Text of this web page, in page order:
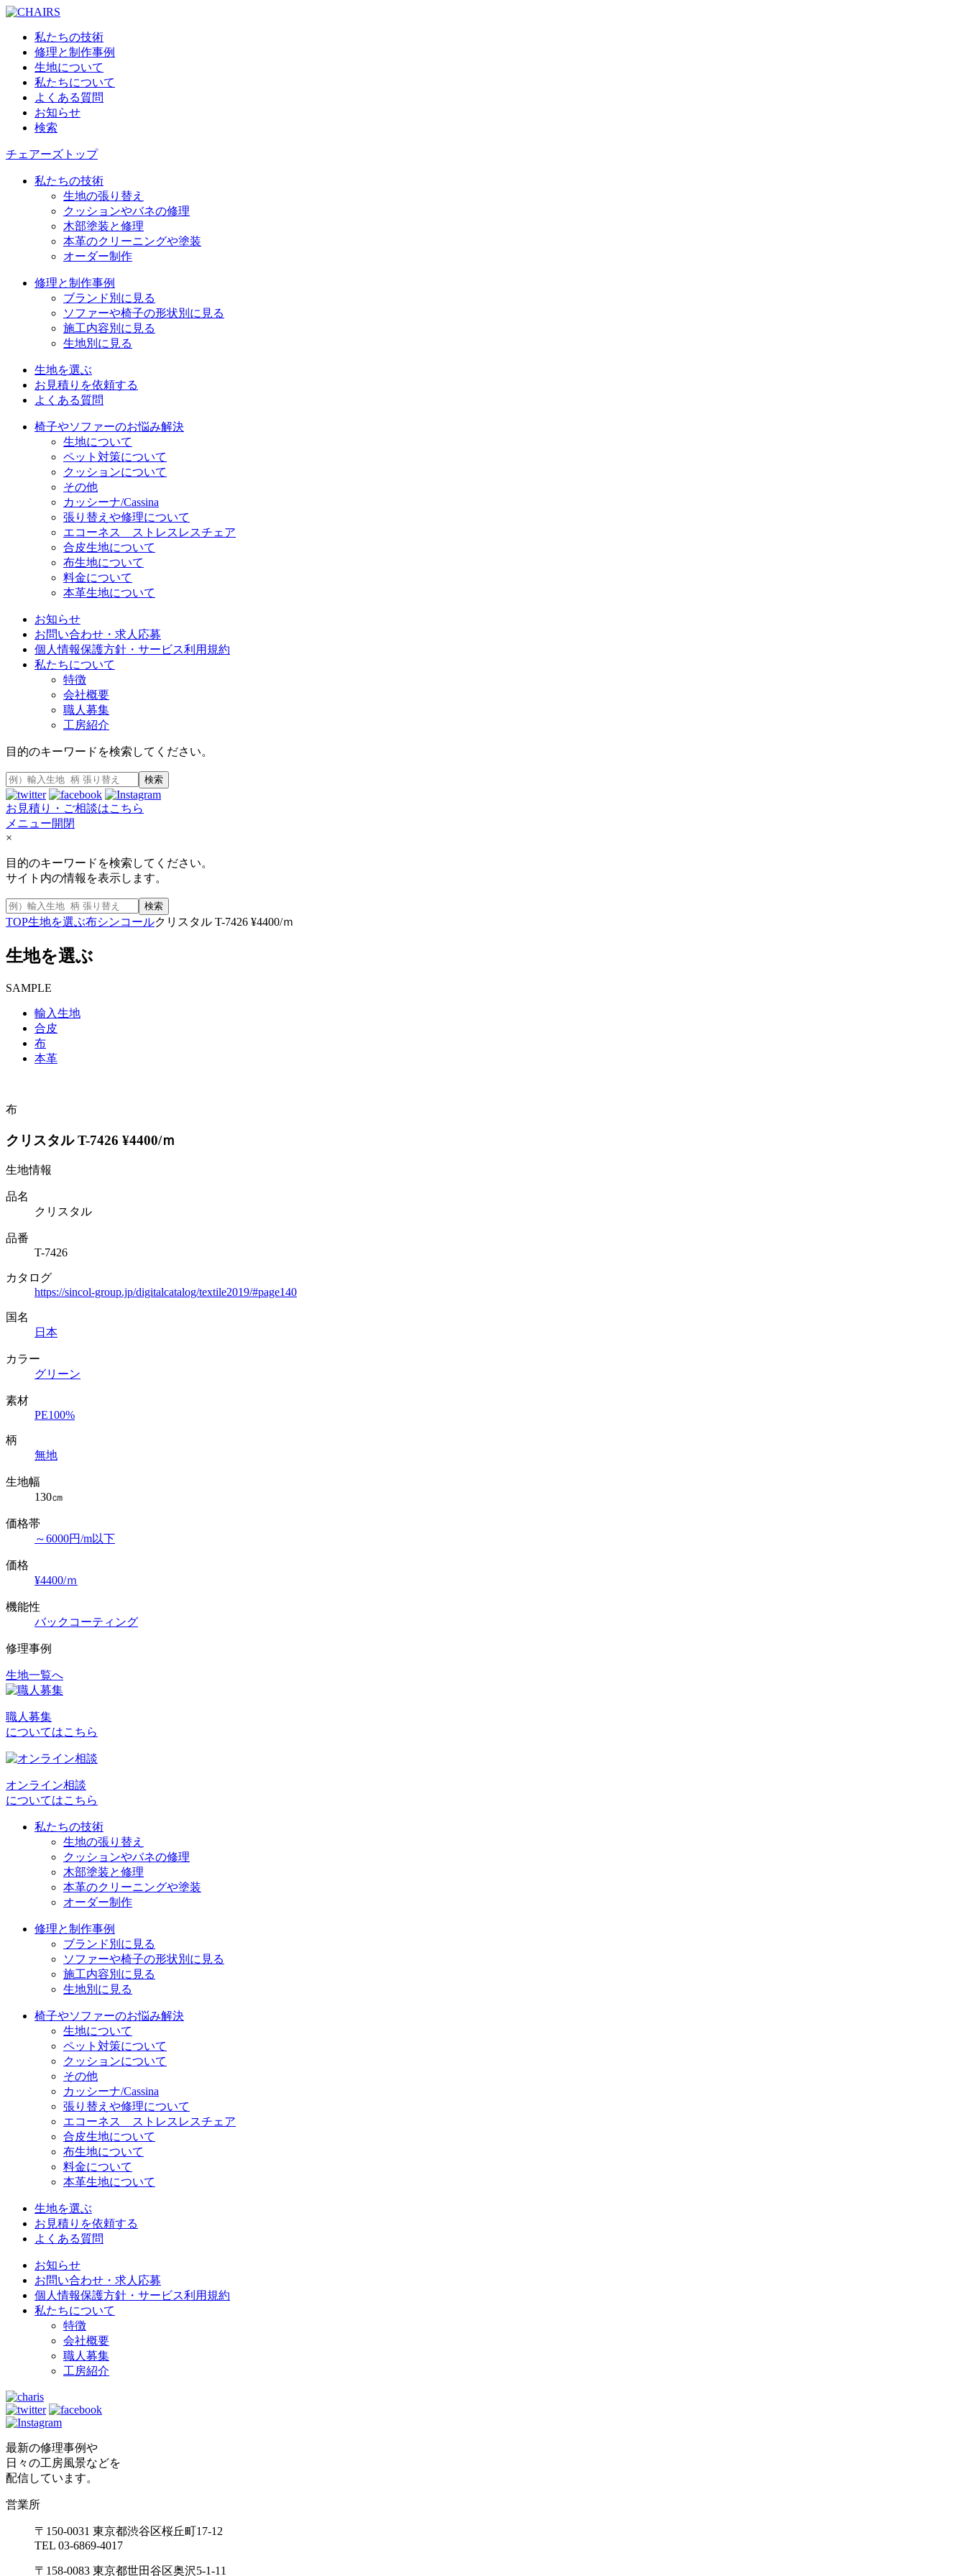
私たちの技術
修理と制作事例
生地について
私たちについて
よくある質問
お知らせ
検索
チェアーズトップ
私たちの技術
生地の張り替え
クッションやバネの修理
木部塗装と修理
本革のクリーニングや塗装
オーダー制作
修理と制作事例
ブランド別に見る
ソファーや椅子の形状別に見る
施工内容別に見る
生地別に見る
生地を選ぶ
お見積りを依頼する
よくある質問
椅子やソファーのお悩み解決
生地について
ペット対策について
クッションについて
その他
カッシーナ/Cassina
張り替えや修理について
エコーネス ストレスレスチェア
合皮生地について
布生地について
料金について
本革生地について
お知らせ
お問い合わせ・求人応募
個人情報保護方針・サービス利用規約
私たちについて
特徴
会社概要
職人募集
工房紹介
目的のキーワードを検索してください。
検索
お見積り・ご相談はこちら
メニュー開閉
×
目的のキーワードを検索してください。
サイト内の情報を表示します。
検索
TOP生地を選ぶ布シンコールクリスタル T-7426 ¥4400/ｍ
生地を選ぶ
SAMPLE
輸入生地
合皮
布
本革
布
クリスタル T-7426 ¥4400/ｍ
生地情報
品名
クリスタル
品番
T-7426
カタログ
https://sincol-group.jp/digitalcatalog/textile2019/#page140
国名
日本
カラー
グリーン
素材
PE100%
柄
無地
生地幅
130㎝
価格帯
～6000円/m以下
価格
¥4400/ｍ
機能性
バックコーティング
修理事例
投
ナ
ビ
ー
生地一覧へ
職人募集
についてはこちら
オンライン相談
についてはこちら
私たちの技術
生地の張り替え
クッションやバネの修理
木部塗装と修理
本革のクリーニングや塗装
オーダー制作
修理と制作事例
ブランド別に見る
ソファーや椅子の形状別に見る
施工内容別に見る
生地別に見る
椅子やソファーのお悩み解決
生地について
ペット対策について
クッションについて
その他
カッシーナ/Cassina
張り替えや修理について
エコーネス ストレスレスチェア
合皮生地について
布生地について
料金について
本革生地について
生地を選ぶ
お見積りを依頼する
よくある質問
お知らせ
お問い合わせ・求人応募
個人情報保護方針・サービス利用規約
私たちについて
特徴
会社概要
職人募集
工房紹介
最新の修理事例や
日々の工房風景などを
配信しています。
営業所
〒150-0031 東京都渋谷区桜丘町17-12
TEL 03-6869-4017
〒158-0083 東京都世田谷区奥沢5-1-11